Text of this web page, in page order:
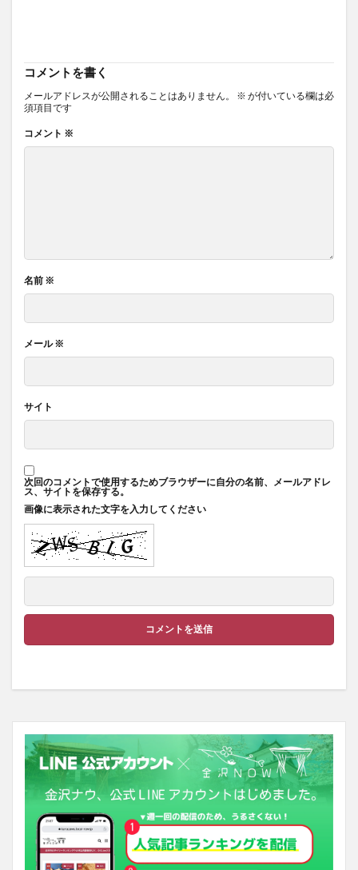
コメントを書く
メールアドレスが公開されることはありません。 ※ が付いている欄は必
須項目です
コメント ※
名前 ※
メール※
サイト
次回のコメントで使用するためブラウザーに自分の名前、メールアドレ
ス、サイトを保存する。
画像に表示された文字を入力してください